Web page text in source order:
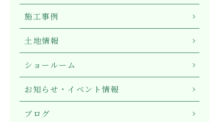
施工事例
土地情報
ショールーム
お知らせ・イベント情報
ブログ